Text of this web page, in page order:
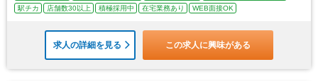
駅チカ
店舗数30以上 積極採用中 在宅業務あり WEB面接OK
求人の詳細を見る この求人に興味がある